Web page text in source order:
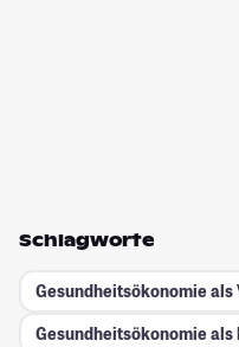
Schlagworte
Gesundheitsökonomie
Gesundheitsökonomie